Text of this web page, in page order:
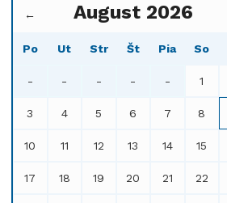
← August 2026
Po Ut Str Št Pia So
- - - - - 1
3 4 5 6 7 8
10 11 12 13 14 15
17 18 19 20 21 22